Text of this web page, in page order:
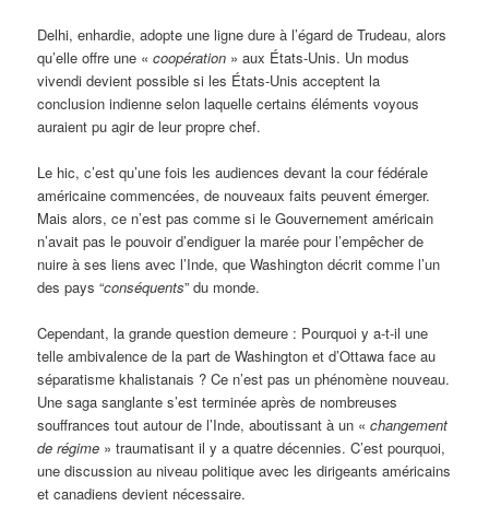
Delhi, enhardie, adopte une ligne dure à l’égard de Trudeau, alors
qu’elle offre une «coopération » aux États-Unis. Un modus
vivendi devient possible si les États-Unis acceptent la
conclusion indienne selon laquelle certains éléments voyous
auraient pu agir de leur propre chef.
Le hic, c’est qu’une fois les audiences devant la cour fédérale
américaine commencées, de nouveaux faits peuvent émerger.
Mais alors, ce n’est pas comme si le Gouvernement américain
n’avait pas le pouvoir d’endiguer la marée pour l’empêcher de
nuire à ses liens avec l’Inde, que Washington décrit comme l’un
des pays “conséquents” du monde.
Cependant, la grande question demeure : Pourquoi y a-t-il une
telle ambivalence de la part de Washington et d’Ottawa face au
séparatisme khalistanais ? Ce n’est pas un phénomène nouveau.
Une saga sanglante s’est terminée après de nombreuses
souffrances tout autour de l’Inde, aboutissant à un «changement
de régime » traumatisant il y a quatre décennies. C’est pourquoi,
une discussion au niveau politique avec les dirigeants américains
et canadiens devient nécessaire.